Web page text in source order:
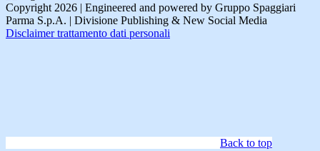
Copyright 2026 | Engineered and powered by Gruppo Spaggiari
Parma S.p.A. | Divisione Publishing & New Social Media
Disclaimer trattamento dati personali
Back to top